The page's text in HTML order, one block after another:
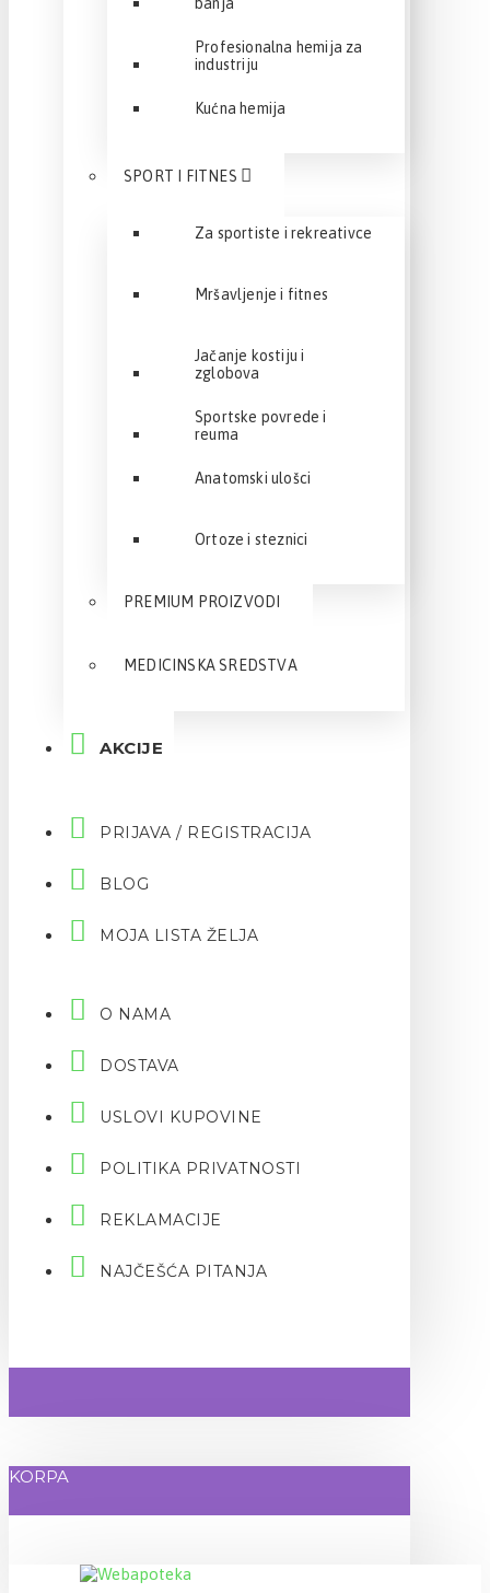
Profesionalna hemija za
industriju
Kućna hemija
SPORT I FITNES
Za sportiste i rekreativce
Mršavljenje i fitnes
Jačanje kostiju i
zglobova
Sportske povrede i
reuma
Anatomski ulošci
Ortoze i steznici
PREMIUM PROIZVODI
MEDICINSKA SREDSTVA
AKCIJE
PRIJAVA / REGISTRACIJA
BLOG
MOJA LISTA ŽELJA
O NAMA
DOSTAVA
USLOVI KUPOVINE
POLITIKA PRIVATNOSTI
REKLAMACIJE
NAJČEŠĆA PITANJA
KORPA